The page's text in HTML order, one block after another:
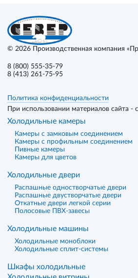
© 2026 Производственная компания
8 (800) 555-35-79
8 (413) 261-75-95
Политика конфиденциальности
При использовании материалов сайта -
Холодильные камеры
Камеры с замковым соединением
Камеры с профильным соединением
Пивные камеры
Камеры для цветов
Холодильные двери
Распашные одностворчатые двери
Распашные двустворчатые двери
Откатные двери легкой серии
Полосовые ПВХ-завесы
Холодильные машины
Холодильные моноблоки
Холодильные сплит-системы
Шкафы холодильные